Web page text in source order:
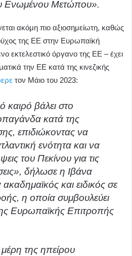
Ενωμένου Μετώπου».
ακόμη πιο αξιοσημείωτη, καθώς
της ΕΕ στην Ευρωπαϊκή
εκτελεστικό όργανο της ΕΕ – έχει
την ΕΕ κατά της κινεζικής
τον Μάιο του 2023:
καιρό βάλει στο
κατά της
επιδιώκοντας να
ενότητα και να
του Πεκίνου για τις
δήλωσε η Ιβάνα
και ειδικός σε
η οποία συμβουλεύει
Ευρωπαϊκής Επιτροπής
της ηπείρου